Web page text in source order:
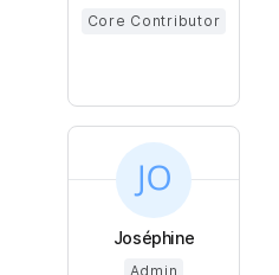
Core Contributor
Joséphine
Admin